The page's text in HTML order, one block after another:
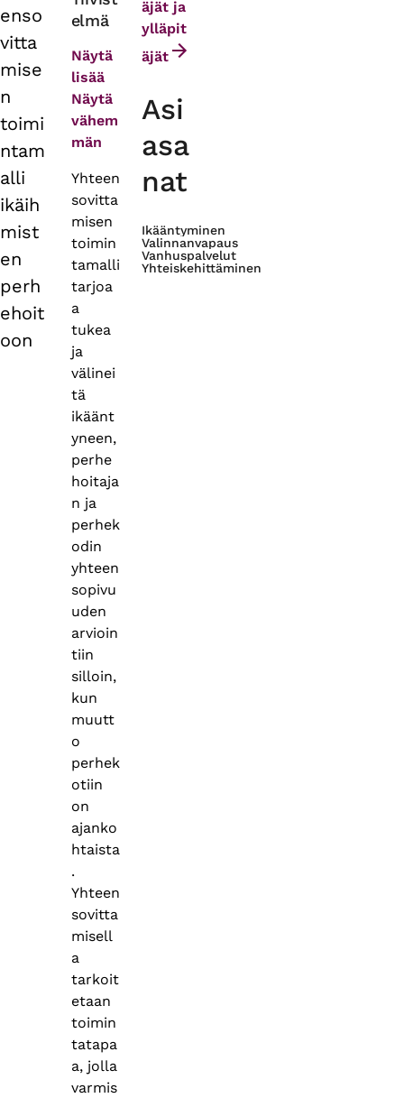
tabs
enso
vitta
mise
n
toimi
ntam
alli
ikäih
mist
en
perh
ehoit
oon
elmä
Näytä
lisää
Näytä
vähem
män
Yhteen
sovitta
misen
toimin
tamalli
tarjoa
a
tukea
ja
välinei
tä
ikäänt
yneen,
perhe
hoitaja
n ja
perhek
odin
yhteen
sopivu
uden
arvioin
tiin
silloin,
kun
muutt
o
perhek
otiin
on
ajanko
htaista
.
Yhteen
sovitta
misell
a
tarkoit
etaan
toimin
tatapa
a, jolla
varmis
äjät ja
ylläpit
äjät
Asi
asa
nat
Ikääntyminen
Valinnanvapaus
Vanhuspalvelut
Yhteiskehittäminen